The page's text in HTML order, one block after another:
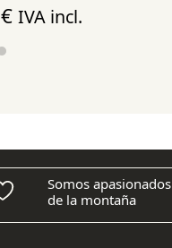
€El
IVA incl.
Somos apasionados
de la montaña